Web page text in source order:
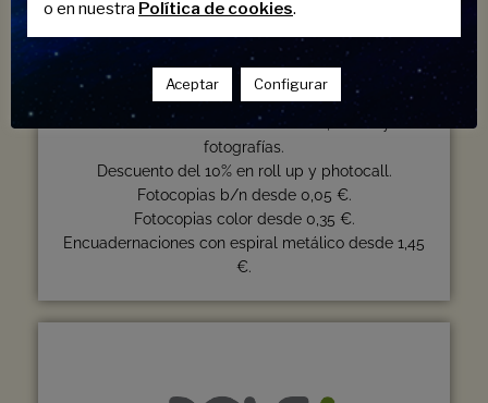
Tecnocopia
Descuento del 20% en cartelería, vinilos y
fotografías.
Descuento del 10% en roll up y photocall.
Fotocopias b/n desde 0,05 €.
Fotocopias color desde 0,35 €.
Encuadernaciones con espiral metálico desde 1,45
€.
o en nuestra Política de cookies.
Aceptar Configurar